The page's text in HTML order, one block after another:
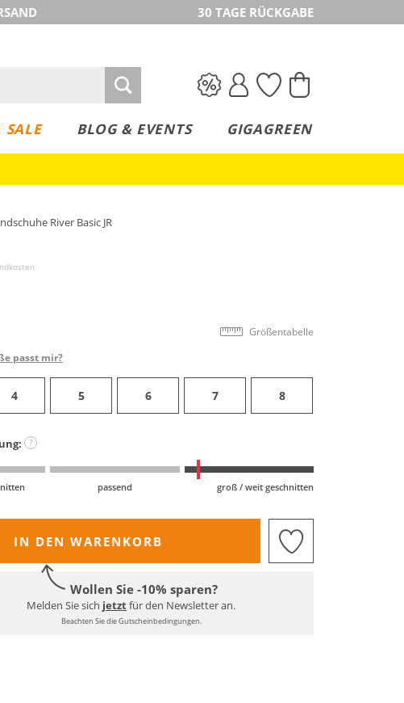
30 TAGE RÜCKGABE
SALE BLOG & EVENTS GIGAGREEN
River Basic JR
Größentabelle
passt mir?
4 5 6 7 8
?
passend groß / weit geschnitten
IN DEN WARENKORB
Wollen Sie -10% sparen?
Melden Sie sich jetztfür den Newsletter an.
Beachten Sie die Gutscheinbedingungen.